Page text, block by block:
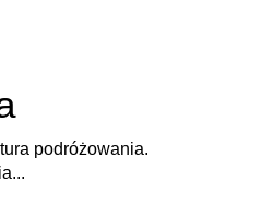
podróżowania.